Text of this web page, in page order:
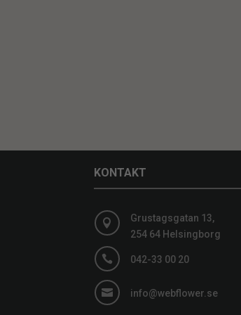
KONTAKT

Grustagsgatan 13,
254 64 Helsingborg
 042-33 00 20
 info@webflower.se